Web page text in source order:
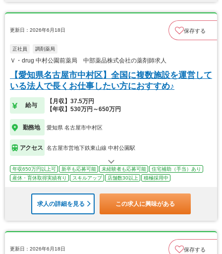
更新日：2026年6月18日 保存する
正社員 調剤薬局
Ｖ・drug 中村公園前薬局 中部薬品株式会社の薬剤師求人
【愛知県名古屋市中村区】全国に複数施設を運営して
いる法人で長くお仕事したい方におすすめ♪
給与
【月収】37.5万円
【年収】530万円～650万円
勤務地 愛知県 名古屋市中村区
アクセス 名古屋市営地下鉄東山線 中村公園駅
年収650万円以上可 新卒も応募可能 未経験者も応募可能
住宅補助（手当）あり
産休・育休取得実績有り
スキルアップ 店舗数30以上 積極採用中
求人の詳細を見る この求人に興味がある
更新日：2026年6月18日 保存する